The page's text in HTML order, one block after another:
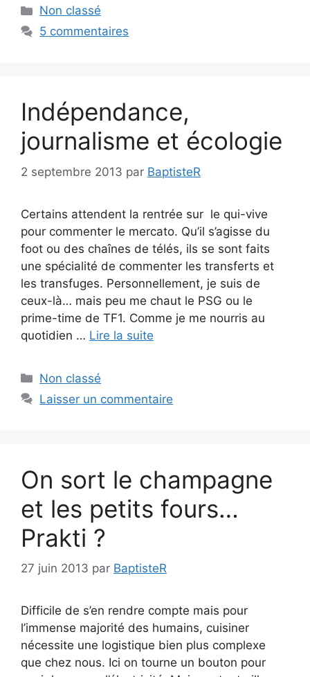
Catégories
Non classé
5 commentaires
Indépendance,
journalisme et écologie
2 septembre 2013 par BaptisteR
Certains attendent la rentrée sur le qui-vive
pour commenter le mercato. Qu’il s’agisse du
foot ou des chaînes de télés, ils se sont faits
une spécialité de commenter les transferts et
les transfuges. Personnellement, je suis de
ceux-là… mais peu me chaut le PSG ou le
prime-time de TF1. Comme je me nourris au
quotidien … Lire la suite
Catégories
Non classé
Laisser un commentaire
On sort le champagne
et les petits fours…
Prakti ?
27 juin 2013 par BaptisteR
Difficile de s’en rendre compte mais pour
l’immense majorité des humains, cuisiner
nécessite une logistique bien plus complexe
que chez nous. Ici on tourne un bouton pour